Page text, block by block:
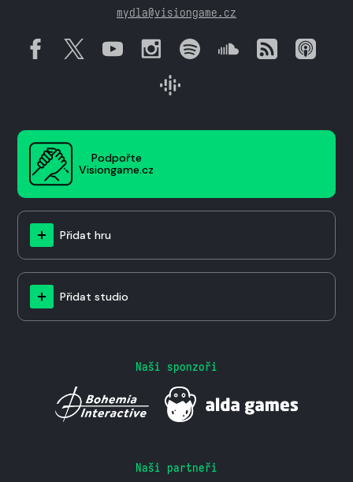
mydla@visiongame.cz
Podpořte
Visiongame.cz
Přidat hru
Přidat studio
Naši sponzoři
Naši partneři